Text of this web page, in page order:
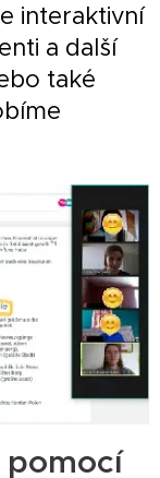
interaktivní
a další
také
pomocí